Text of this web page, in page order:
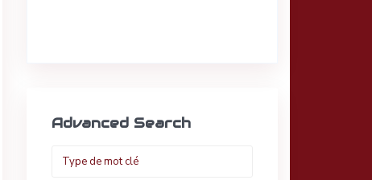
Advanced Search